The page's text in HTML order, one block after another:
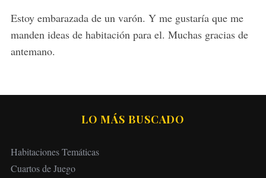
s
:
Estoy embarazada de un varón. Y me gustaría que me
manden ideas de habitación para el. Muchas gracias de
antemano.
LO MÁS BUSCADO
Habitaciones Temáticas
Cuartos de Juego